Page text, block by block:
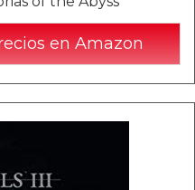
en Amazon